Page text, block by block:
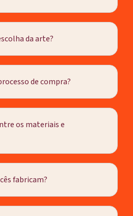
da arte?
de compra?
os materiais e
fabricam?